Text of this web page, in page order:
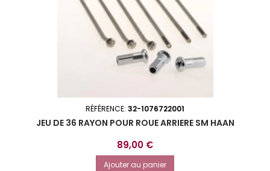
RÉFÉRENCE: 32-1076722001
JEU DE 36 RAYON POUR ROUE ARRIERE SM HAAN
Prix
89,00 €
Ajouter au panier